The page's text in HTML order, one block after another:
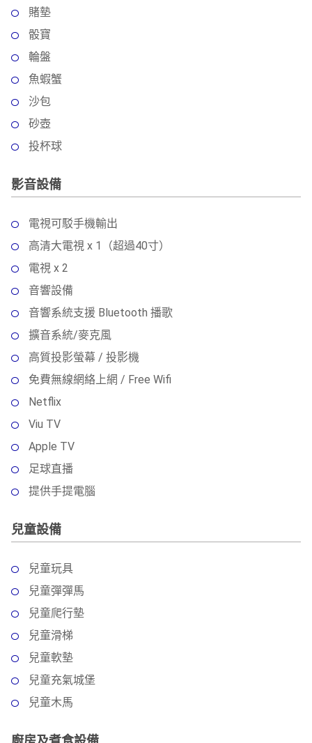
賭墊
骰寶
輪盤
魚蝦蟹
沙包
砂壺
投杯球
影音設備
電視可駁手機輸出
高清大電視 x 1（超過40寸）
電視 x 2
音響設備
音響系統支援 Bluetooth 播歌
擴音系統/麥克風
高質投影螢幕 / 投影機
免費無線網絡上網 / Free Wifi
Netflix
Viu TV
Apple TV
足球直播
提供手提電腦
兒童設備
兒童玩具
兒童彈彈馬
兒童爬行墊
兒童滑梯
兒童軟墊
兒童充氣城堡
兒童木馬